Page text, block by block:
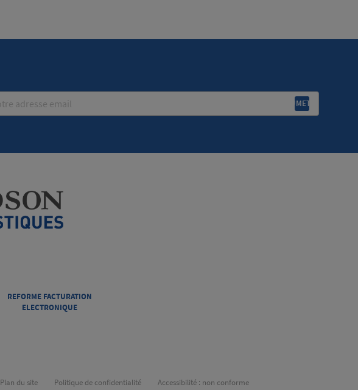
REFORME FACTURATION
ELECTRONIQUE
Plan du site Politique de confidentialité Accessibilité : non conforme